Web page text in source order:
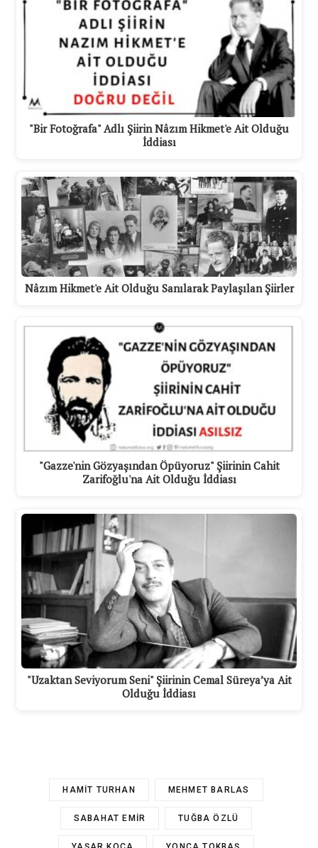
"Bir Fotoğrafa" Adlı Şiirin Nâzım Hikmet'e Ait Olduğu
İddiası
Nâzım Hikmet'e Ait Olduğu Sanılarak Paylaşılan Şiirler
"Gazze'nin Gözyaşından Öpüyoruz" Şiirinin Cahit
Zarifoğlu'na Ait Olduğu İddiası
"Uzaktan Seviyorum Seni" Şiirinin Cemal Süreya’ya Ait
Olduğu İddiası
HAMIT TURHAN MEHMET BARLAS
SABAHAT EMIR TUĞBA ÖZLÜ